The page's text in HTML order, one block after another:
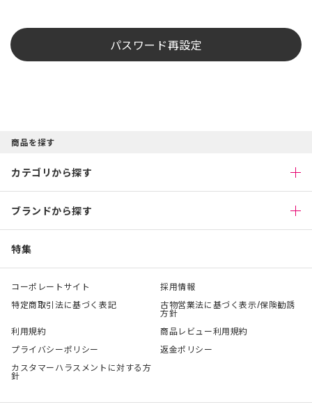
パスワード再設定
商品を探す
カテゴリから探す
ブランドから探す
特集
コーポレートサイト
採用情報
特定商取引法に基づく表記
古物営業法に基づく表示/保険勧誘
方針
利用規約
商品レビュー利用規約
プライバシーポリシー
返金ポリシー
カスタマーハラスメントに対する方
針